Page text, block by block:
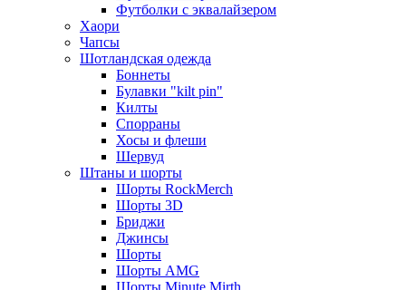
Футболки с эквалайзером
Хаори
Чапсы
Шотландская одежда
Боннеты
Булавки "kilt pin"
Килты
Спорраны
Хосы и флеши
Шервуд
Штаны и шорты
Шорты RockMerch
Шорты 3D
Бриджи
Джинсы
Шорты
Шорты AMG
Шорты Minute Mirth